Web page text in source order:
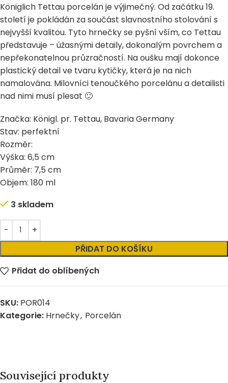
Königlich Tettau porcelán je výjimečný. Od začátku 19.
století je pokládán za součást slavnostního stolování s
nejvyšší kvalitou. Tyto hrnečky se pyšní vším, co Tettau
představuje – úžasnými detaily, dokonalým povrchem a
nepřekonatelnou průzračností. Na oušku mají dokonce
plastický detail ve tvaru kytičky, která je na nich
namalována. Milovníci tenoučkého porcelánu a detailisti
nad nimi musí plesat 🙂
Značka: Königl. pr. Tettau, Bavaria Germany
Stav: perfektní
Rozměr:
Výška: 6,5 cm
Průměr: 7,5 cm
Objem: 180 ml
3 skladem
PŘIDAT DO KOŠÍKU
Alternative:
Přidat do oblíbených
SKU: POR014
Kategorie: Hrnečky, Porcelán
Související produkty